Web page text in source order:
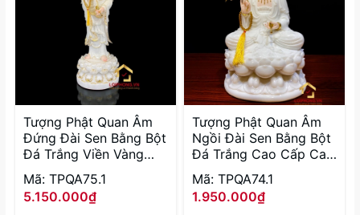
Tượng Phật Quan Âm
Đứng Đài Sen Bằng Bột
Đá Trắng Viền Vàng
Cao từ 40 - 105cm
Mã: TPQA75.1
5.150.000₫
Tượng Phật Quan Âm
Ngồi Đài Sen Bằng Bột
Đá Trắng Cao Cấp Cao
từ 30 - 90cm
Mã: TPQA74.1
1.950.000₫